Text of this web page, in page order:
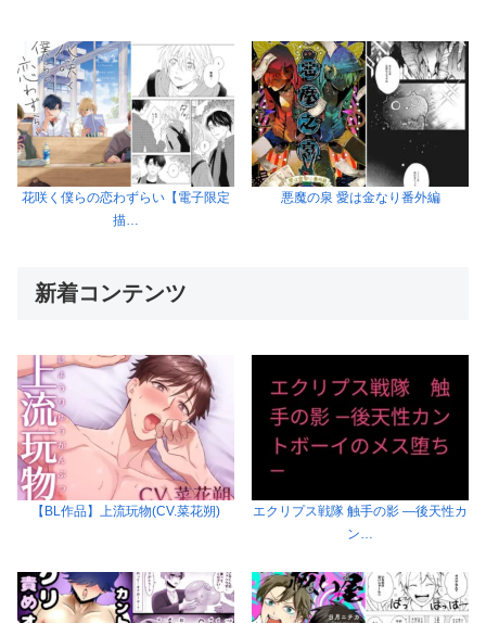
花咲く僕らの恋わずらい【電子限定
描…
悪魔の泉 愛は金なり番外編
新着コンテンツ
【BL作品】上流玩物(CV.菜花朔)
エクリプス戦隊 触手の影 ―後天性カ
ン…